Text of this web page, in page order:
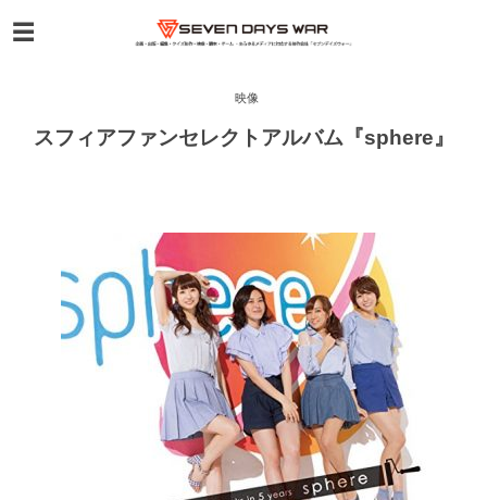
映像
スフィアファンセレクトアルバム『sphere』